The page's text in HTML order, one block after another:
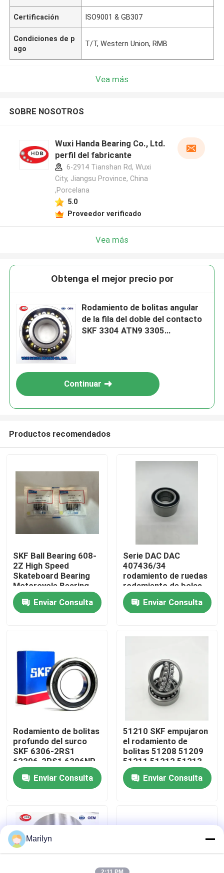
Hogar
Productos
Viaje de la fábrica
Control de calidad
Éntrenos en contacto con
Noticias
Afile el rodamiento de rodillos
Rodamiento de rodillos esférico
Certificación ISO9001 & GB307
Condiciones de p
ago
T/T, Western Union, RMB
Vea más
SOBRE NOSOTROS
Wuxi Handa Bearing Co., Ltd.
perfil del fabricante
6-2914 Tianshan Rd, Wuxi
City, Jiangsu Province, China
,Porcelana
5.0
Proveedor verificado
Vea más
Obtenga el mejor precio por
Rodamiento de bolitas angular
de la fila del doble del contacto
SKF 3304 ATN9 3305
Continuar
Productos recomendados
SKF Ball Bearing 608-
2Z High Speed
Skateboard Bearing
Motorcycle Bearing
with high Quality
Enviar Consulta
Serie DAC DAC
407436/34
rodamiento de ruedas
rodamiento de bolas
de ranura para
automóviles Ex-stock
Tamaño 40 * 70 *
Enviar Consulta
Rodamiento de bolitas
profundo del surco
SKF 6306-2RS1
62306-2RS1 6306NR
6306-2RSHC3 6306 -
2RZC3Enviar Consulta
51210 SKF empujaron
el rodamiento de
bolitas 51208 51209
51211 51212 51213
51214 51215 51216
Enviar Consulta
Marilyn